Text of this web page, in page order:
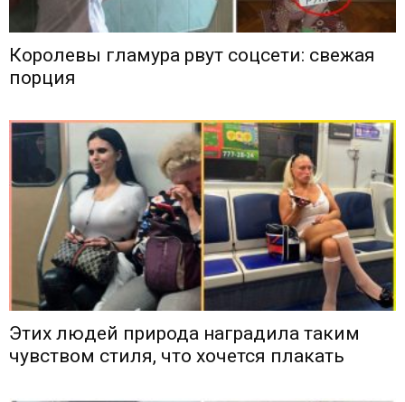
Королевы гламура рвут соцсети: свежая
порция
Этих людей природа наградила таким
чувством стиля, что хочется плакать